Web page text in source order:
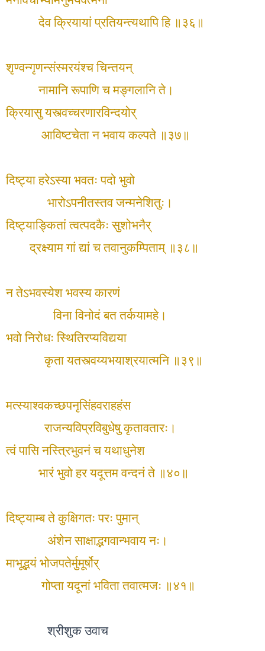
देव क्रियायां प्रतियन्त्यथापि हि ॥३६॥
शृण्वन्गृणन्संस्मरयंश्च चिन्तयन्
नामानि रूपाणि च मङ्गलानि ते।
क्रियासु यस्त्वच्चरणारविन्दयोर्
आविष्टचेता न भवाय कल्पते ॥३७॥
दिष्ट्या हरेऽस्या भवतः पदो भुवो
भारोऽपनीतस्तव जन्मनेशितुः।
दिष्ट्याङ्कितां त्वत्पदकैः सुशोभनैर्
द्रक्ष्याम गां द्यां च तवानुकम्पिताम् ॥३८॥
न तेऽभवस्येश भवस्य कारणं
विना विनोदं बत तर्कयामहे।
भवो निरोधः स्थितिरप्यविद्यया
कृता यतस्त्वय्यभयाश्रयात्मनि ॥३९॥
मत्स्याश्वकच्छपनृसिंहवराहहंस
राजन्यविप्रविबुधेषु कृतावतारः।
त्वं पासि नस्त्रिभुवनं च यथाधुनेश
भारं भुवो हर यदूत्तम वन्दनं ते ॥४०॥
दिष्ट्याम्ब ते कुक्षिगतः परः पुमान्
अंशेन साक्षाद्भगवान्भवाय नः।
माभूद्भयं भोजपतेर्मुमूर्षोर्
गोप्ता यदूनां भविता तवात्मजः ॥४१॥
श्रीशुक उवाच